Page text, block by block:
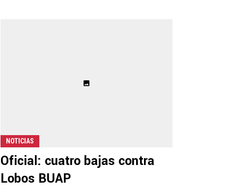
NOTICIAS
Oficial: cuatro bajas contra
Lobos BUAP